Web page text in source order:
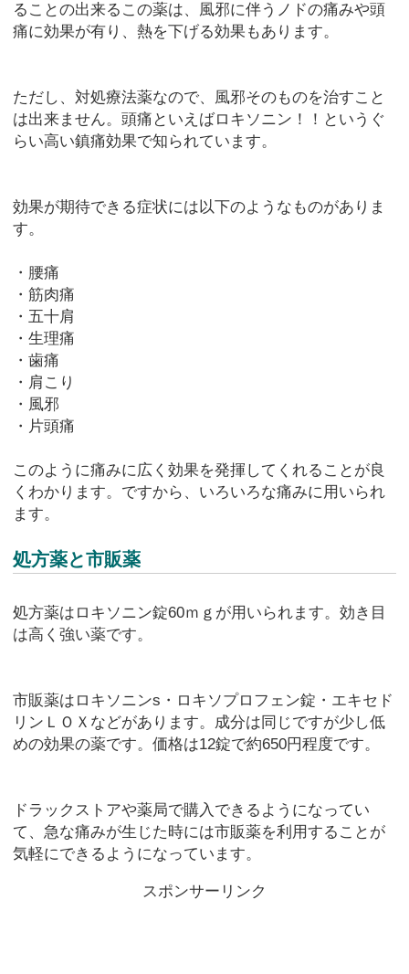
ることの出来るこの薬は、風邪に伴うノドの痛みや頭
痛に効果が有り、熱を下げる効果もあります。
ただし、対処療法薬なので、風邪そのものを治すこと
は出来ません。頭痛といえばロキソニン！！というぐ
らい高い鎮痛効果で知られています。
効果が期待できる症状には以下のようなものがありま
す。
・腰痛
・筋肉痛
・五十肩
・生理痛
・歯痛
・肩こり
・風邪
・片頭痛
このように痛みに広く効果を発揮してくれることが良
くわかります。ですから、いろいろな痛みに用いられ
ます。
処方薬と市販薬
処方薬はロキソニン錠60ｍｇが用いられます。効き目
は高く強い薬です。
市販薬はロキソニンs・ロキソプロフェン錠・エキセド
リンＬＯＸなどがあります。成分は同じですが少し低
めの効果の薬です。価格は12錠で約650円程度です。
ドラックストアや薬局で購入できるようになってい
て、急な痛みが生じた時には市販薬を利用することが
気軽にできるようになっています。
スポンサーリンク